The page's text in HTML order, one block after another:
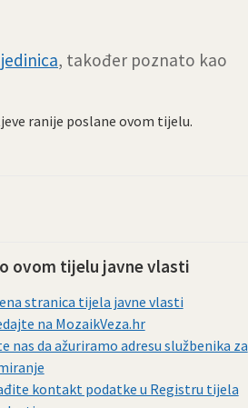
, također poznato kao
ranije poslane ovom tijelu.
ovom tijelu javne vlasti
stranica tijela javne vlasti
na MozaikVeza.hr
nas da ažuriramo adresu službenika za
kontakt podatke u Registru tijela